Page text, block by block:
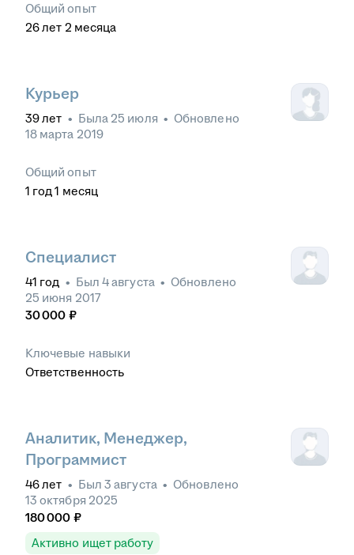
Общий опыт
26лет 2 месяца
Курьер
39лет • Была 25 июля • Обновлено
18 марта 2019
Общий опыт
1 год 1 месяц
Специалист
41 год • Был 4 августа • Обновлено
25 июня 2017
30 000 ₽
Ключевые навыки
Ответственность
Аналитик, Менеджер,
Программист
46лет • Был 3 августа • Обновлено
13 октября 2025
180 000 ₽
Активно ищет работу